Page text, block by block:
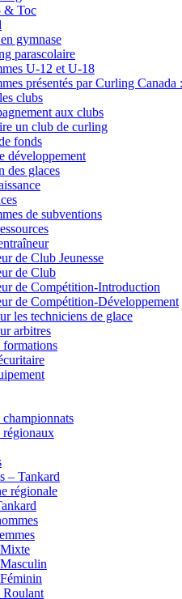
& Toc
gymnase
parascolaire
U-12 et U-18
présentés par Curling
clubs
aux clubs
un club de curling
fonds
développement
des glaces
de subventions
de Club Jeunesse
de Club
de Compétition-Introduction
de Compétition-Développement
les techniciens de glace
arbitres
formations
régionaux
– Tankard
régionale
Roulant